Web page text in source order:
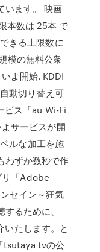
います。 映画
本数は 25本 で
きる上限数に
模の無料公衆
よ開始. KDDI
動切り替え可
ビス「au Wi-Fi
サービスが開
ルな加工を施
わずか数秒で作
「Adobe
セイン～狂気
るために、
たします。と
tsutaya tvの公